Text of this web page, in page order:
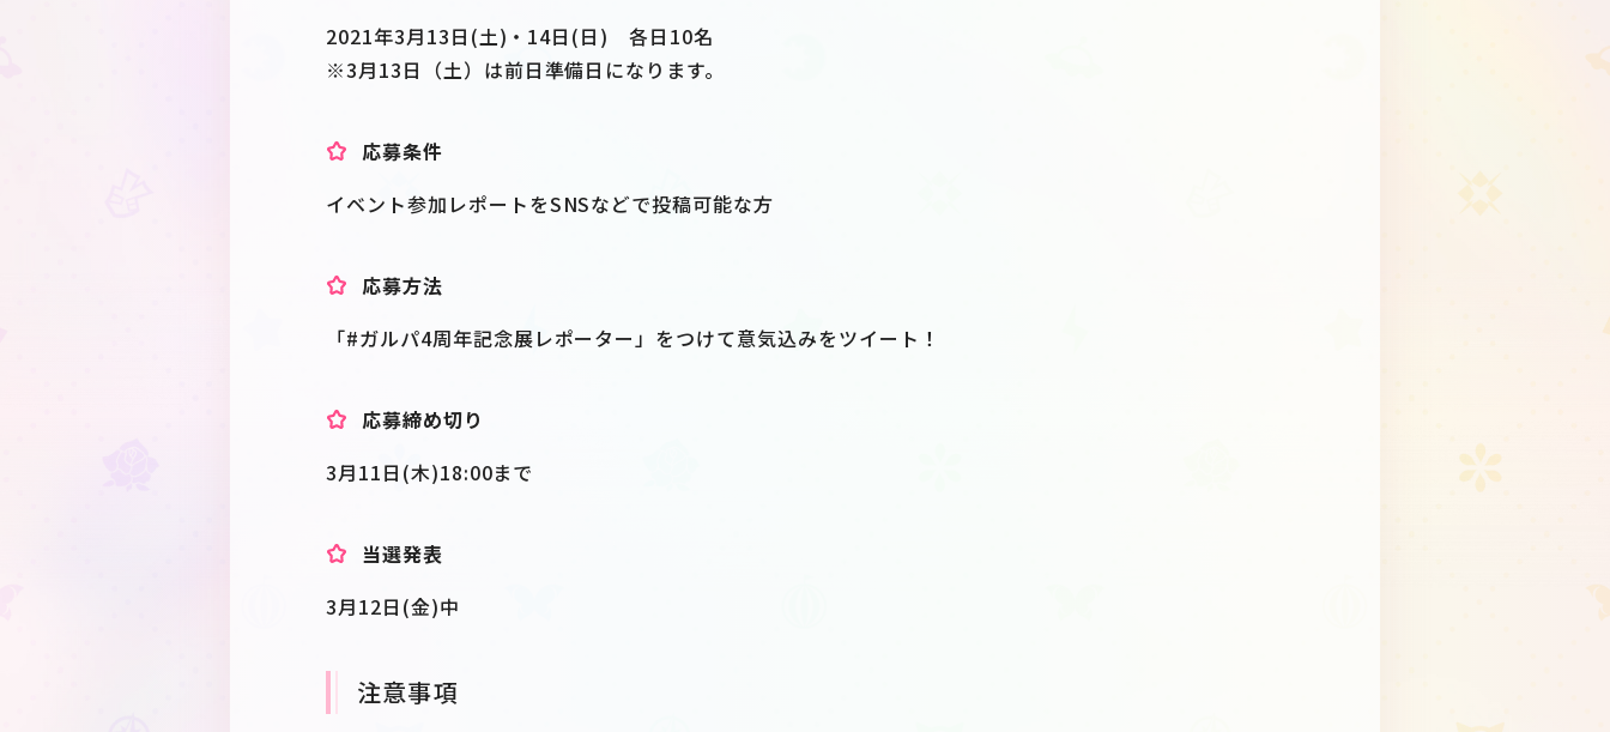
2021年3月13日(土)・14日(日) 各日10名
※3月13日（土）は前日準備日になります。
応募条件
イベント参加レポートをSNSなどで投稿可能な方
応募方法
「#ガルパ4周年記念展レポーター」をつけて意気込みをツイート！
応募締め切り
3月11日(木)18:00まで
当選発表
3月12日(金)中
注意事項